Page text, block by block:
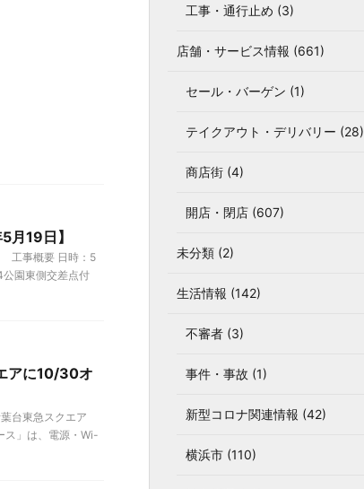
月19日】
工事概要 日時：5
園東側交差点付
アに10/30オ
台東急スクエア
ス」は、電源・Wi-
工事・通行止め (3)
店舗・サービス情報 (661)
セール・バーゲン (1)
テイクアウト・デリバリー (28)
商店街 (4)
開店・閉店 (607)
未分類 (2)
生活情報 (142)
不審者 (3)
事件・事故 (1)
新型コロナ関連情報 (42)
横浜市 (110)